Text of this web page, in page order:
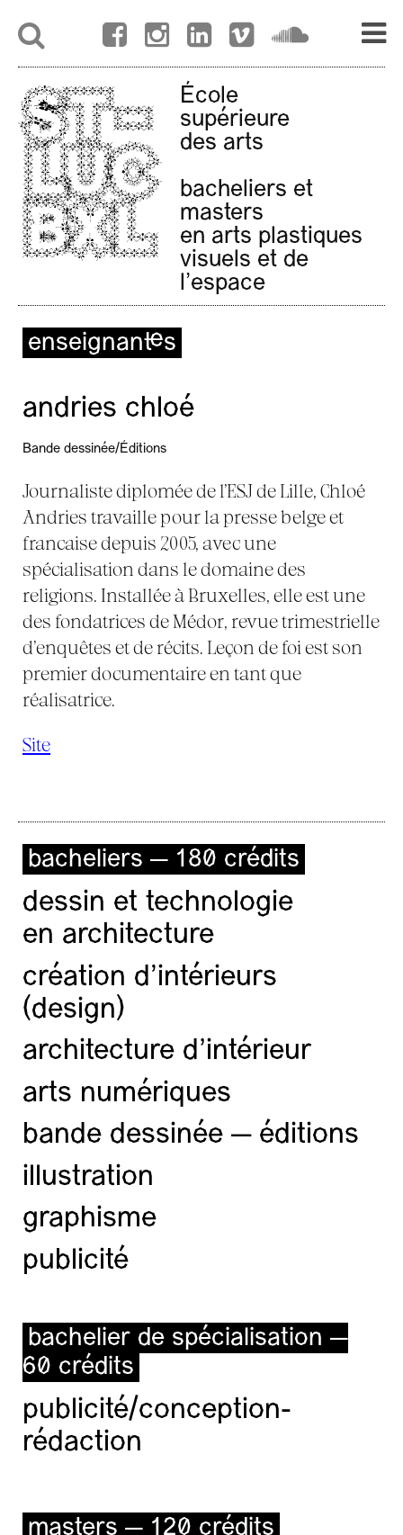
École
supérieure
des arts
bacheliers et
masters
en arts plastiques
visuels et de
l'espace
enseignant·es
andries chloé
Bande dessinée/Éditions
Journaliste diplomée de l’ESJ de Lille, Chloé
Andries travaille pour la presse belge et
francaise depuis 2005, avec une
spécialisation dans le domaine des
religions. Installée à Bruxelles, elle est une
des fondatrices de Médor, revue trimestrielle
d’enquêtes et de récits. Leçon de foi est son
premier documentaire en tant que
réalisatrice.
Site
bacheliers — 180 crédits
dessin et technologie
en architecture
création d'intérieurs
(design)
architecture d’intérieur
arts numériques
bande dessinée — éditions
illustration
graphisme
publicité
bachelier de spécialisation —
60 crédits
publicité/conception-
rédaction
masters — 120 crédits